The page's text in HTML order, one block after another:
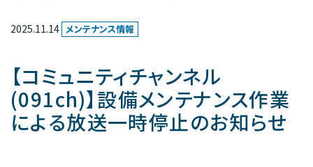
送一時停止のお知らせ
2025.11.14 メンテナンス情報
【コミュニティチャンネル
(091ch)】設備メンテナンス作業
による放送一時停止のお知らせ